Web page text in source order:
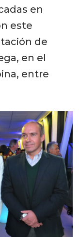
en
este
de
en el
entre